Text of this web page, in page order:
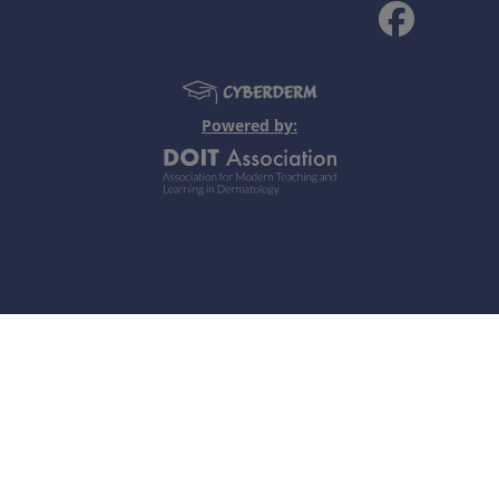
labios, paladar, hígado, pulmones, SNC (meninges y
de mediano y gran calibre. Mesaortitis luética con
(pupila de Argyll-Robertson)
Powered by: